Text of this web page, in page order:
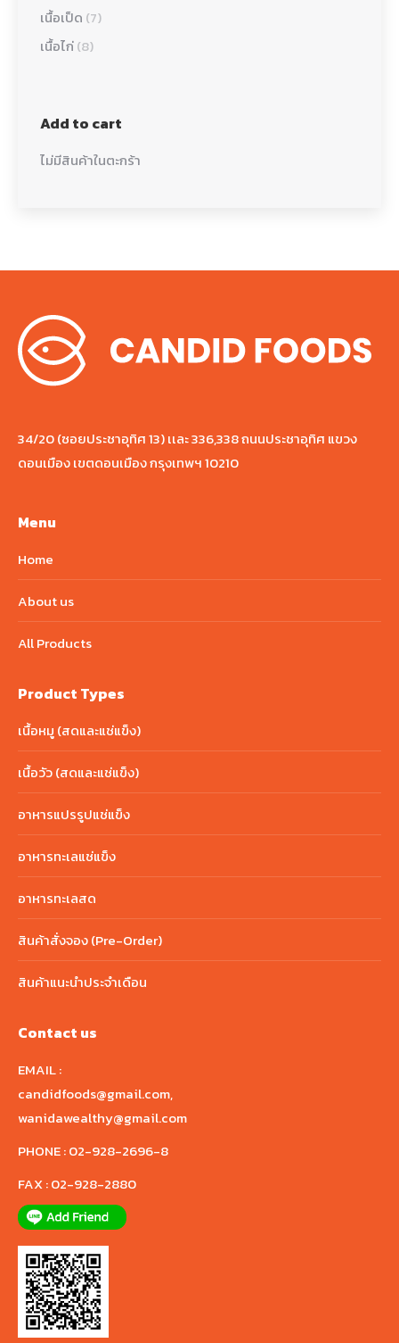
เนื้อเป็ด (7)
เนื้อไก่(8)
Add to cart
ไม่มีสินค้าในตะกร้า
34/20 (ซอยประชาอุทิศ 13) เเละ 336,338 ถนนประชาอุทิศ แขวง
ดอนเมือง เขตดอนเมือง กรุงเทพฯ 10210
Menu
Home
About us
All Products
Product Types
เนื้อหมู (สดและแช่แข็ง)
เนื้อวัว (สดและแช่แข็ง)
อาหารแปรรูปแช่แข็ง
อาหารทะเลแช่แข็ง
อาหารทะเลสด
สินค้าสั่งจอง (Pre-Order)
สินค้าแนะนำประจำเดือน
Contact us
EMAIL :
candidfoods@gmail.com,
wanidawealthy@gmail.com
PHONE :02-928-2696-8
FAX :02-928-2880